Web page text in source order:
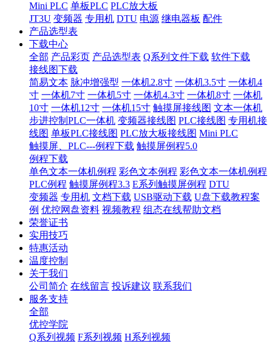
Mini PLC 单板PLC PLC放大板
JT3U 变频器 专用机 DTU 电源 继电器板 配件
产品选型表
下载中心
全部 产品彩页 产品选型表 Q系列文件下载 软件下载
接线图下载
简易文本 脉冲增强型 一体机2.8寸 一体机3.5寸 一体机4
寸 一体机7寸 一体机5寸 一体机4.3寸 一体机8寸 一体机
10寸 一体机12寸 一体机15寸 触摸屏接线图 文本一体机
步进控制PLC一体机 变频器接线图 PLC接线图 专用机接
线图 单板PLC接线图 PLC放大板接线图 Mini PLC
触摸屏、PLC---例程下载 触摸屏例程5.0
例程下载
单色文本一体机例程 彩色文本例程 彩色文本一体机例程
PLC例程 触摸屏例程3.3 E系列触摸屏例程 DTU
变频器 专用机 文档下载 USB驱动下载 U盘下载教程案
例 优控网盘资料 视频教程 组态在线帮助文档
荣誉证书
实用技巧
特惠活动
温度控制
关于我们
公司简介 在线留言 投诉建议 联系我们
服务支持
全部
优控学院
Q系列视频 F系列视频 H系列视频